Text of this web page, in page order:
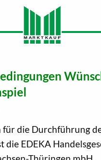
die Durchführung
die EDEKA